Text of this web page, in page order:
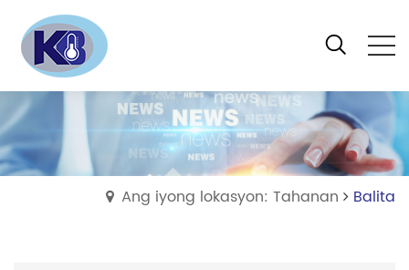
Ang iyong lokasyon: Tahanan Balita